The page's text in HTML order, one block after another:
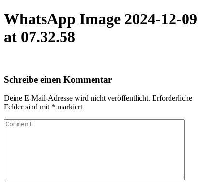
WhatsApp Image 2024-12-09
at 07.32.58
Schreibe einen Kommentar
Deine E-Mail-Adresse wird nicht veröffentlicht. Erforderliche
Felder sind mit * markiert